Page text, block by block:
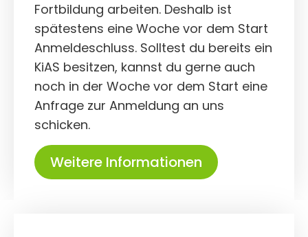
Fortbildung arbeiten. Deshalb ist
spätestens eine Woche vor dem Start
Anmeldeschluss. Solltest du bereits ein
KiAS besitzen, kannst du gerne auch
noch in der Woche vor dem Start eine
Anfrage zur Anmeldung an uns
schicken.
Weitere Informationen